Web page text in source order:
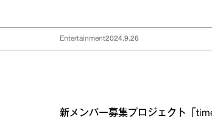
Entertainment2024.9.26
新メンバー募集プロジェクト「